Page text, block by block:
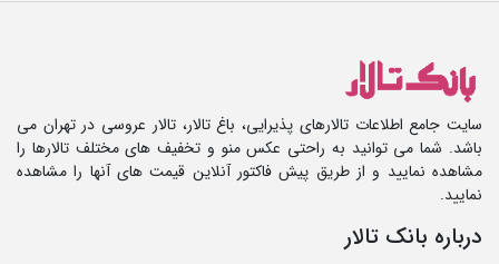
سایت جامع اطلاعات تالارهای پذیرایی، باغ تالار، تالار عروسی در تهران می
باشد. شما می توانید به راحتی عکس منو و تخفیف های مختلف تالارها را
مشاهده نمایید و از طریق پیش فاکتور آنلاین قیمت های آنها را مشاهده
نمایید.
درباره بانک تالار